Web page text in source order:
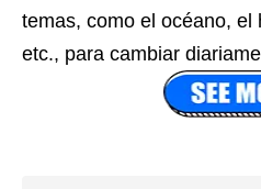
temas, como el océano, el
etc., para cambiar